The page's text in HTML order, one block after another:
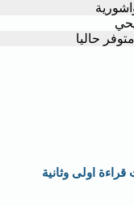
حاليا
اولى وثانية